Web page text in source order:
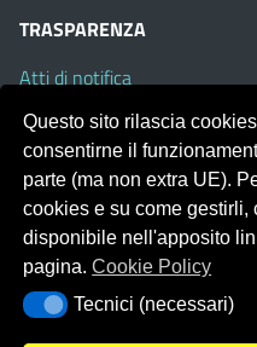
TRASPARENZA
Atti di notifica
Albo on line
Amministrazione Trasparente
Obiettivi di Accessibilità
Portale realizzato con la
Template Italia configurato sul
(Mizar)
Questo sito rilascia
consentirne il
parte (ma non extra UE).
cookies e su come gestirli,
disponibile nell'apposito
pagina.Cookie Policy
Tecnici (necessari)
Tecnici (necessari)